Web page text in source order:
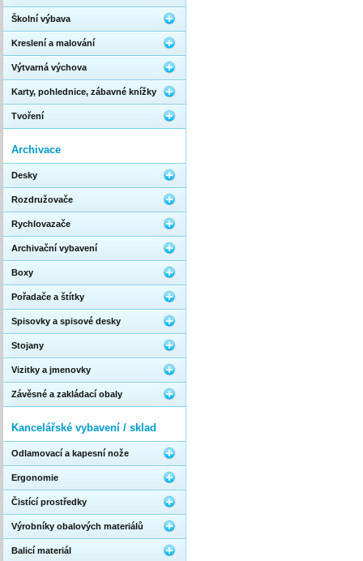
Školní výbava
Kreslení a malování
Výtvarná výchova
Karty, pohlednice, zábavné knížky
Tvoření
Archivace
Desky
Rozdružovače
Rychlovazače
Archivační vybavení
Boxy
Pořadače a štítky
Spisovky a spisové desky
Stojany
Vizitky a jmenovky
Závěsné a zakládací obaly
Kancelářské vybavení / sklad
Odlamovací a kapesní nože
Ergonomie
Čistící prostředky
Výrobníky obalových materiálů
Balicí materiál